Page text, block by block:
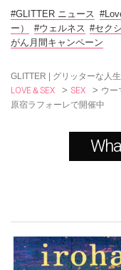
#GLITTER ニュース
ー）
#ウェルネス #セク
がん月間キャンペーン
GLITTER | グリッターな人
LOVE＆SEX > SEX > ウー
原宿ラフォーレで開催中